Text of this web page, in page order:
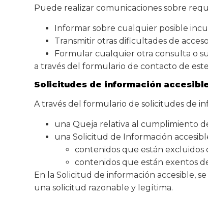
Puede realizar comunicaciones sobre
Informar sobre cualquier posible
Transmitir otras dificultades de
Formular cualquier otra consulta o
a través del formulario de contacto de
Solicitudes de información
A través del formulario de solicitudes de
una Queja relativa al cumplimiento
una Solicitud de Información
contenidos que están excluidos
contenidos que están exentos
En la Solicitud de información accesible,
una solicitud razonable y legítima.